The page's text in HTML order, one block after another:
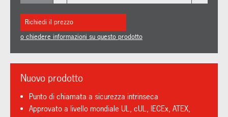
Richiedi il prezzo
o chiedere informazioni su questo prodotto
Nuovo prodotto
Punto di chiamata a sicurezza intrinseca
Approvato a livello mondiale UL, cUL, IECEx, ATEX,